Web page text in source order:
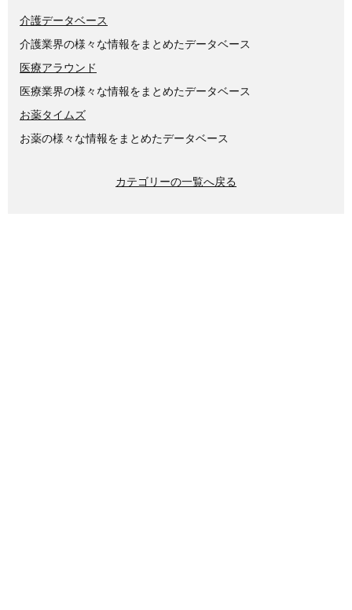
介護データベース
介護業界の様々な情報をまとめたデータベース
医療アラウンド
医療業界の様々な情報をまとめたデータベース
お薬タイムズ
お薬の様々な情報をまとめたデータベース
カテゴリーの一覧へ戻る